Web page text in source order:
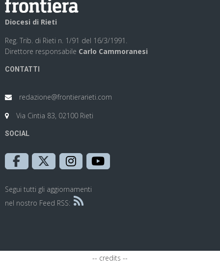
Diocesi di Rieti
Reg. Trib. di Rieti n. 1/91 del 16/3/1991.
Direttore responsabile Carlo Cammoranesi
CONTATTI
redazione@frontierarieti.com
Via Cintia 83, 02100 Rieti
SOCIAL
Segui tutti gli aggiornamenti
nel nostro Feed RSS:
-- credits --